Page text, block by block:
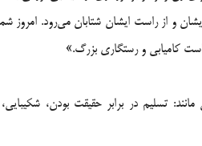
و از راست ايشان شتابان مي‌رود. امروز
كاميابي و رستگاري بزرگ.»
تسليم در برابر حقيقت بودن،